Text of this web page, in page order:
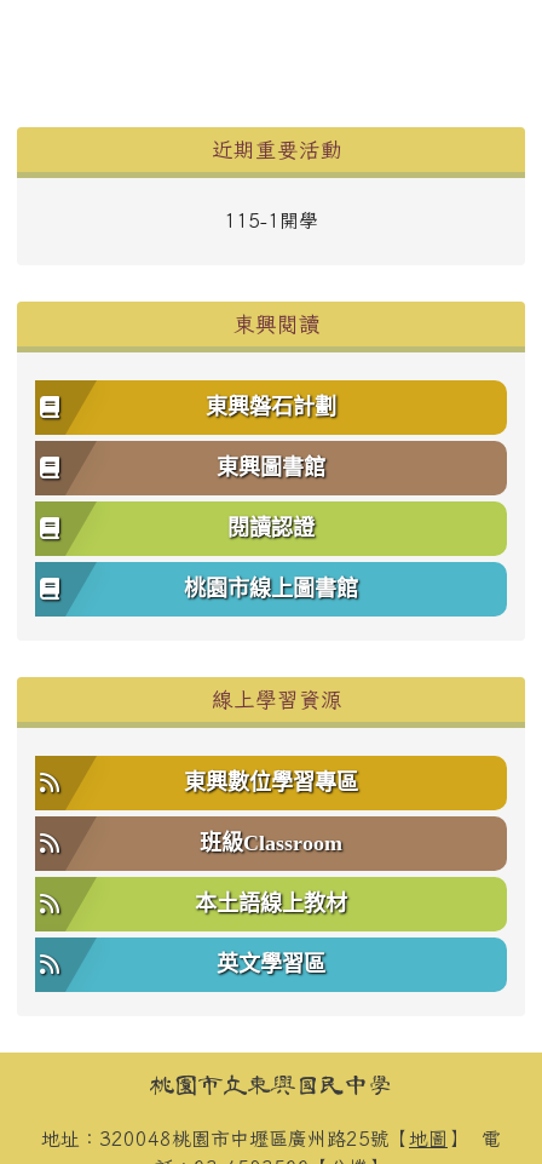
近期重要活動
115-1開學
東興閱讀
東興磐石計劃
東興圖書館
閱讀認證
桃園市線上圖書館
線上學習資源
東興數位學習專區
班級Classroom
本土語線上教材
英文學習區
頁尾區域內容桃園市立東興國民中學
地址：320048桃園市中壢區廣州路25號【 地圖 】 電